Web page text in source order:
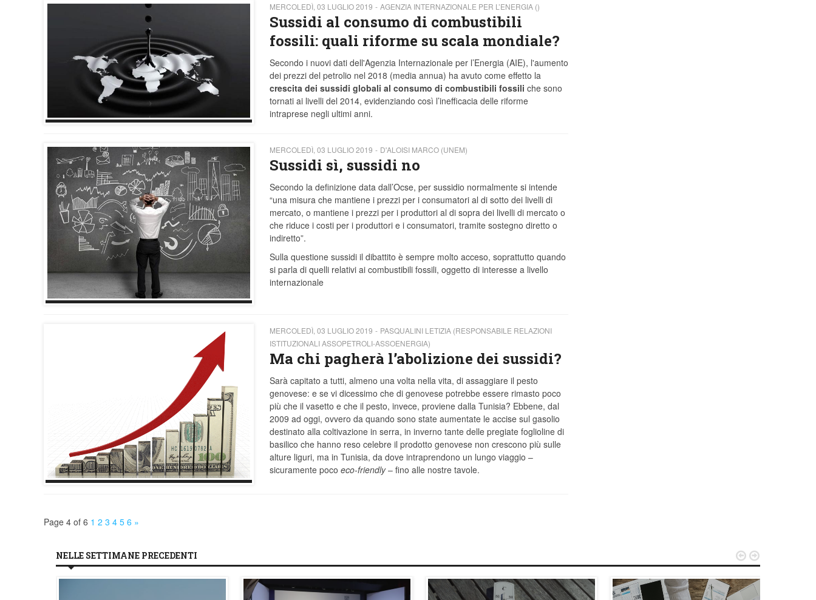
MERCOLEDÌ, 03 LUGLIO 2019 AGENZIA INTERNAZIONALE PER L’ENERGIA ()
Sussidi al consumo di combustibili
fossili: quali riforme su scala mondiale?
Secondo i nuovi dati dell'Agenzia Internazionale per l’Energia (AIE), l'aumento
dei prezzi del petrolio nel 2018 (media annua) ha avuto come effetto la
crescita dei sussidi globali al consumo di combustibili fossili che sono
tornati ai livelli del 2014, evidenziando così l’inefficacia delle riforme
intraprese negli ultimi anni.
MERCOLEDÌ, 03 LUGLIO 2019 D'ALOISI MARCO (UNEM)
Sussidi sì, sussidi no
Secondo la definizione data dall’Ocse, per sussidio normalmente si intende
“una misura che mantiene i prezzi per i consumatori al di sotto dei livelli di
mercato, o mantiene i prezzi per i produttori al di sopra dei livelli di mercato o
che riduce i costi per i produttori e i consumatori, tramite sostegno diretto o
indiretto”.
Sulla questione sussidi il dibattito è sempre molto acceso, soprattutto quando
si parla di quelli relativi ai combustibili fossili, oggetto di interesse a livello
internazionale
MERCOLEDÌ, 03 LUGLIO 2019
PASQUALINI LETIZIA (RESPONSABILE RELAZIONI
ISTITUZIONALI ASSOPETROLI-ASSOENERGIA)
Ma chi pagherà l’abolizione dei sussidi?
Sarà capitato a tutti, almeno una volta nella vita, di assaggiare il pesto
genovese: e se vi dicessimo che di genovese potrebbe essere rimasto poco
più che il vasetto e che il pesto, invece, proviene dalla Tunisia? Ebbene, dal
2009 ad oggi, ovvero da quando sono state aumentate le accise sul gasolio
destinato alla coltivazione in serra, in inverno tante delle pregiate foglioline di
basilico che hanno reso celebre il prodotto genovese non crescono più sulle
alture liguri, ma in Tunisia, da dove intraprendono un lungo viaggio –
sicuramente poco eco-friendly– fino alle nostre tavole.
Page 4 of 6 1 2 3 4 5 6 »
NELLE SETTIMANE PRECEDENTI  